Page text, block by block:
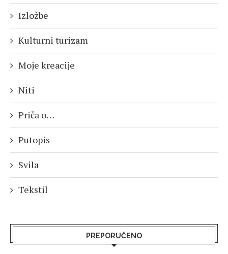
Izložbe
Kulturni turizam
Moje kreacije
Niti
Priča o…
Putopis
Svila
Tekstil
PREPORUČENO